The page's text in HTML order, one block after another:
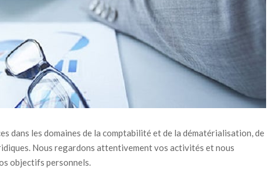
dans les domaines de la comptabilité et de la dématérialisation, de
Nous regardons attentivement vos activités et nous
objectifs personnels.